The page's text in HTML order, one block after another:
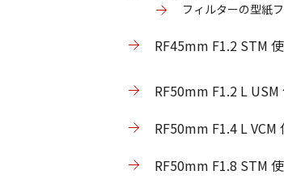
フィルターの型紙
RF45mm F1.2 STM
RF50mm F1.2 L USM
RF50mm F1.4 L
RF50mm F1.8 STM